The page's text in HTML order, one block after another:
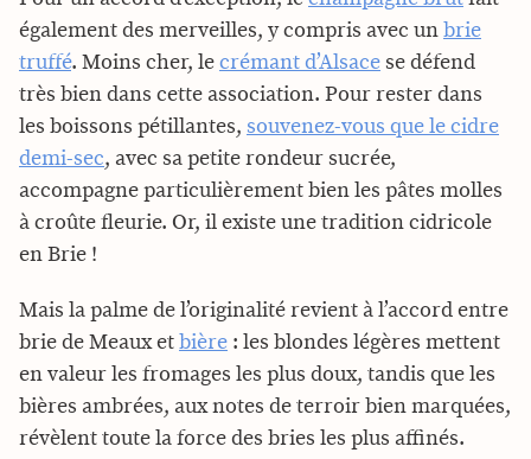
également des merveilles, y compris avec un brie
truffé. Moins cher, le crémant d’Alsace se défend
très bien dans cette association. Pour rester dans
les boissons pétillantes, souvenez-vous que le cidre
demi-sec, avec sa petite rondeur sucrée,
accompagne particulièrement bien les pâtes molles
à croûte fleurie. Or, il existe une tradition cidricole
en Brie !
Mais la palme de l’originalité revient à l’accord entre
brie de Meaux et bière : les blondes légères mettent
en valeur les fromages les plus doux, tandis que les
bières ambrées, aux notes de terroir bien marquées,
révèlent toute la force des bries les plus affinés.